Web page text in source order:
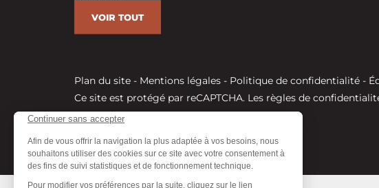
VOIR TOUT
Plan du site - Mentions légales - Politique de confidentialité -
Ce site est protégé par reCAPTCHA. Les règles de